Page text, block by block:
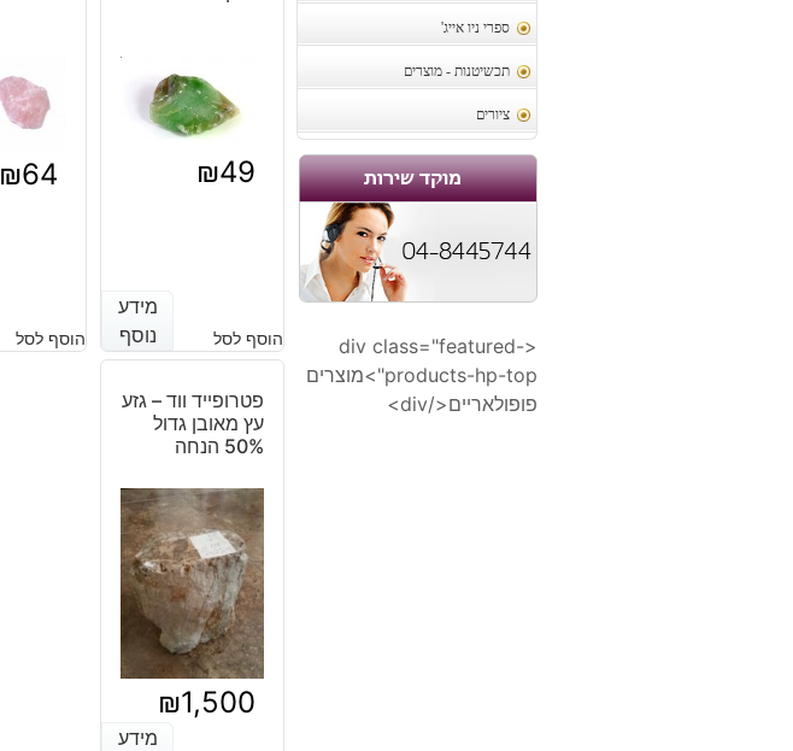
ספרי ניו אייג'
תכשיטנות - מוצרים
ציורים
<div class="featured-
products-hp-top">מוצרים
פופולאריים</div>
₪49
מידע
נוסף
הוסף לסל
מידע
נוסף
₪64
הוסף לסל
פטרופייד ווד – גזע
עץ מאובן גדול
50% הנחה
₪1,500
מידע
מידע